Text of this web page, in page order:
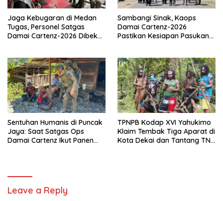
Jaga Kebugaran di Medan
Tugas, Personel Satgas
Damai Cartenz-2026 Dibekali
Sambangi Sinak, Kaops
Damai Cartenz-2026
Pastikan Kesiapan Pasukan
Sentuhan Humanis di Puncak
Jaya: Saat Satgas Ops
Damai Cartenz Ikut Panen
TPNPB Kodap XVI Yahukimo
Klaim Tembak Tiga Aparat di
Kota Dekai dan Tantang TNI-
Leave a Reply